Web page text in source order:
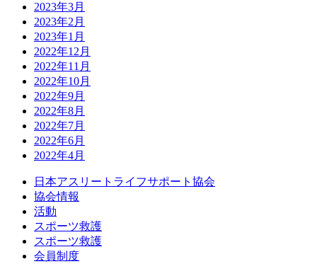
2023年3月
2023年2月
2023年1月
2022年12月
2022年11月
2022年10月
2022年9月
2022年8月
2022年7月
2022年6月
2022年4月
日本アスリートライフサポート協会
協会情報
活動
スポーツ救護
スポーツ救護
会員制度